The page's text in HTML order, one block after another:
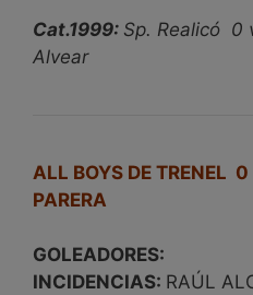
Cat.1999: Sp. Realicó 0
Alvear
ALL BOYS DE TRENEL
PARERA
GOLEADORES:
INCIDENCIAS: RAÚL